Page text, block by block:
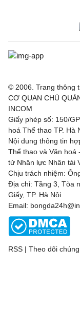
© 2006. Trang thông
CƠ QUAN CHỦ
INCOM
Giấy phép số: 150/
hoá Thể thao TP. Hà
Nội dung thông tin
Thể thao và Văn hoá
tử Nhân lực Nhân tài
Chịu trách nhiệm:
Địa chỉ: Tầng 3, Tòa
Giấy, TP. Hà Nội
Email:
RSS | Theo dõi